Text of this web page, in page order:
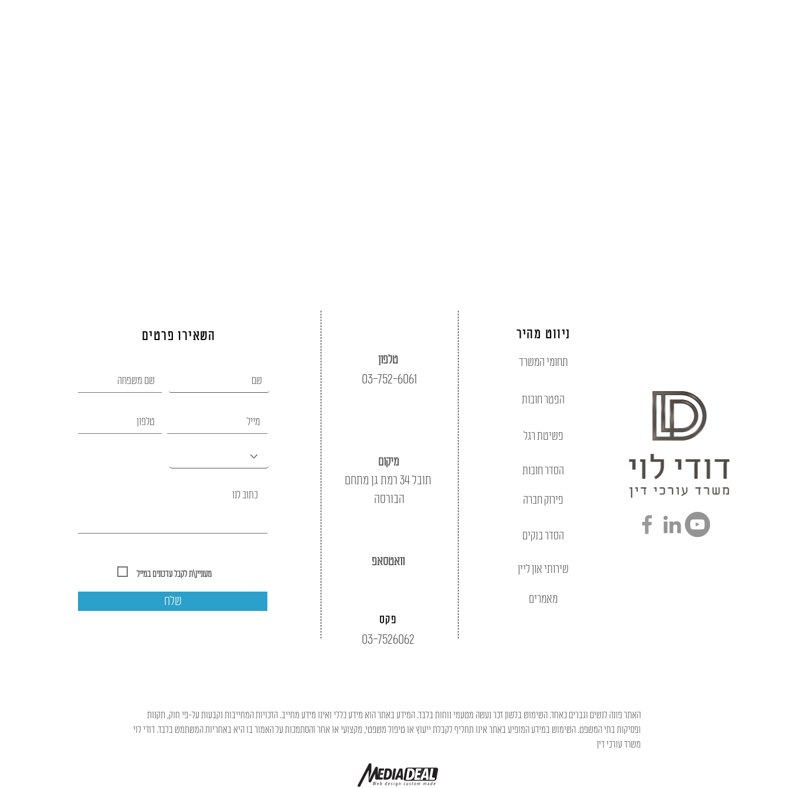
השאירו פרטים
שלח
טלפון
03-752-6061
מיקום
תובל 34 רמת גן מתחם
הבורסה
וואטסאפ
פקס
03-7526062
ניווט מהיר
תחומי המשרד
הפטר חובות
פשיטת רגל
הסדר חובות
פירוק חברה
הסדר בנקים
שירותי און ליין
מאמרים
האתר פונה לנשים וגברים כאחד. השימוש בלשון זכר נעשה מטעמי נוחות בלבד. המידע באתר הוא מידע כללי ואינו מידע מחייב. הזכויות המחייבות נקבעות על-פי חוק, תקנות
ופסיקות בתי המשפט. השימוש במידע המופיע באתר אינו תחליף לקבלת ייעוץ או טיפול משפטי, מקצועי או אחר והסתמכות על האמור בו היא באחריות המשתמש בלבד. דודי לוי
משרד עורכי דין